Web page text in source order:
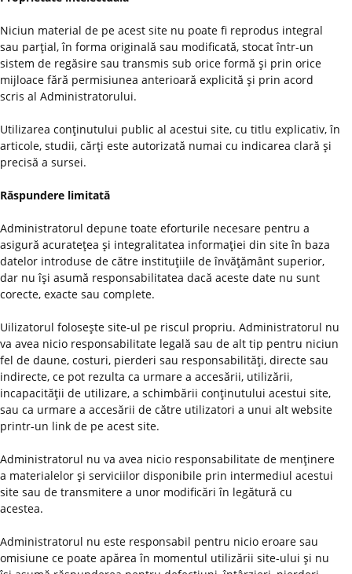
Niciun material de pe acest site nu poate fi reprodus integral
sau parţial, în forma originală sau modificată, stocat într-un
sistem de regăsire sau transmis sub orice formă şi prin orice
mijloace fără permisiunea anterioară explicită şi prin acord
scris al Administratorului.
Utilizarea conţinutului public al acestui site, cu titlu explicativ, în
articole, studii, cărţi este autorizată numai cu indicarea clară şi
precisă a sursei.
Răspundere limitată
Administratorul depune toate eforturile necesare pentru a
asigură acurateţea şi integralitatea informaţiei din site în baza
datelor introduse de către instituţiile de învăţământ superior,
dar nu îşi asumă responsabilitatea dacă aceste date nu sunt
corecte, exacte sau complete.
Uilizatorul foloseşte site-ul pe riscul propriu. Administratorul nu
va avea nicio responsabilitate legală sau de alt tip pentru niciun
fel de daune, costuri, pierderi sau responsabilităţi, directe sau
indirecte, ce pot rezulta ca urmare a accesării, utilizării,
incapacităţii de utilizare, a schimbării conţinutului acestui site,
sau ca urmare a accesării de către utilizatori a unui alt website
printr-un link de pe acest site.
Administratorul nu va avea nicio responsabilitate de menţinere
a materialelor şi serviciilor disponibile prin intermediul acestui
site sau de transmitere a unor modificări în legătură cu
acestea.
Administratorul nu este responsabil pentru nicio eroare sau
omisiune ce poate apărea în momentul utilizării site-ului şi nu